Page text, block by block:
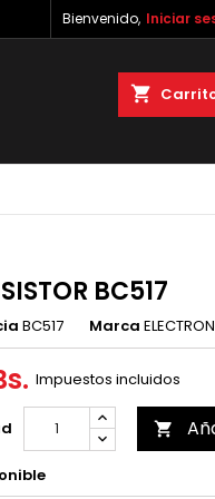
Bienvenido, Iniciar
shopping_cart
BC517
BC517 Marca
Impuestos incluidos
